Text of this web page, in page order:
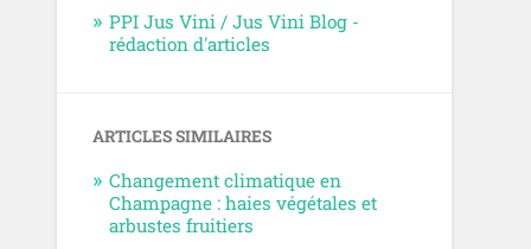
PPI Jus Vini / Jus Vini Blog -
rédaction d'articles
ARTICLES SIMILAIRES
Changement climatique en
Champagne : haies végétales et
arbustes fruitiers